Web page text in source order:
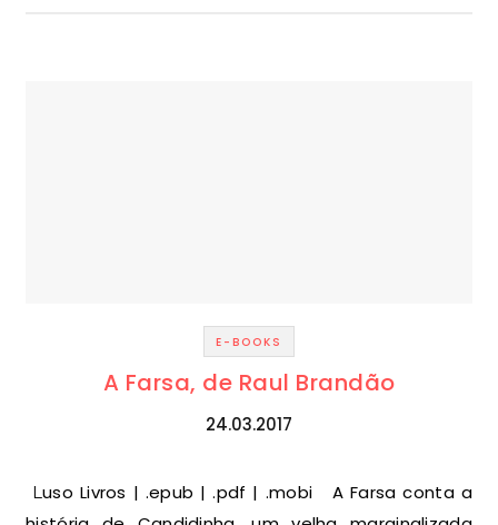
E-BOOKS
A Farsa, de Raul Brandão
24.03.2017
Luso Livros | .epub | .pdf | .mobi A Farsa conta a